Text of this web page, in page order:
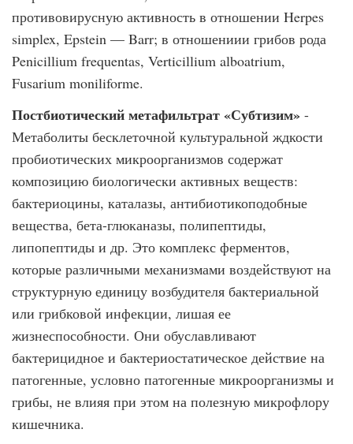
противовирусную активность в отношении Herpes
simplex, Epstein — Barr; в отношениии грибов рода
Penicillium frequentas, Verticillium alboatrium,
Fusarium moniliforme.
Постбиотический метафильтрат «Субтизим» -
Метаболиты бесклеточной культуральной ждкости
пробиотических микроорганизмов содержат
композицию биологически активных веществ:
бактериоцины, каталазы, антибиотикоподобные
вещества, бета-глюканазы, полипептиды,
липопептиды и др. Это комплекс ферментов,
которые различными механизмами воздействуют на
структурную единицу возбудителя бактериальной
или грибковой инфекции, лишая ее
жизнеспособности. Они обуславливают
бактерицидное и бактериостатическое действие на
патогенные, условно патогенные микроорганизмы и
грибы, не влияя при этом на полезную микрофлору
кишечника.